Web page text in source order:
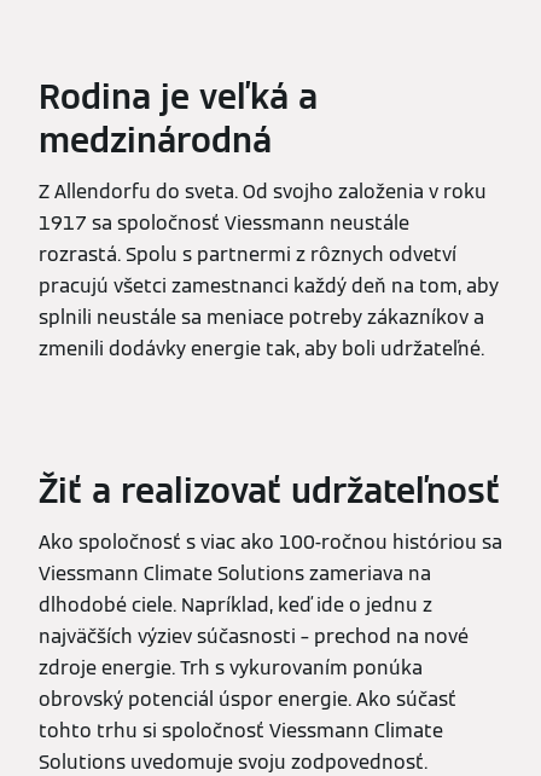
Rodina je veľká a
medzinárodná
Z Allendorfu do sveta. Od svojho založenia v roku
1917 sa spoločnosť Viessmann neustále
rozrastá. Spolu s partnermi z rôznych odvetví
pracujú všetci zamestnanci každý deň na tom, aby
splnili neustále sa meniace potreby zákazníkov a
zmenili dodávky energie tak, aby boli udržateľné.
Žiť a realizovať udržateľnosť
Ako spoločnosť s viac ako 100-ročnou históriou sa
Viessmann Climate Solutions zameriava na
dlhodobé ciele. Napríklad, keď ide o jednu z
najväčších výziev súčasnosti – prechod na nové
zdroje energie. Trh s vykurovaním ponúka
obrovský potenciál úspor energie. Ako súčasť
tohto trhu si spoločnosť Viessmann Climate
Solutions uvedomuje svoju zodpovednosť.